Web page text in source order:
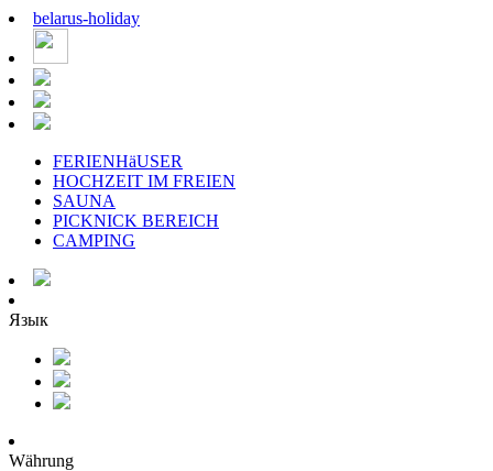
belarus-holiday
FERIENHäUSER
HOCHZEIT IM FREIEN
SAUNA
PICKNICK BEREICH
CAMPING
Язык
Währung